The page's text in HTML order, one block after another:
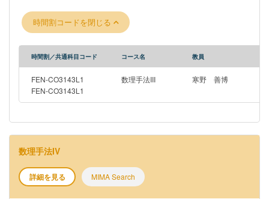
時間割コードを閉じる
時間割／共通科目コード コース名 教員
FEN-CO3143L1
FEN-CO3143L1
数理手法III 寒野 善博
数理手法IV
詳細を見る MIMA Search